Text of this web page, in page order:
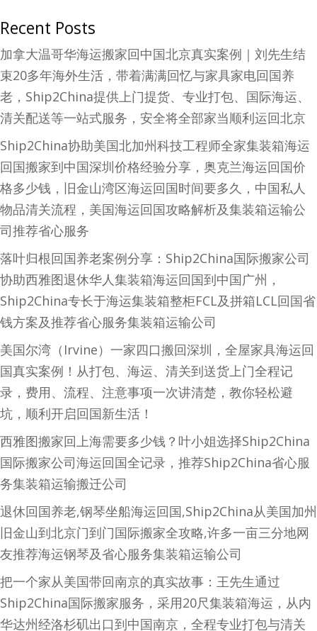
Recent Posts
加拿大温哥华海运搬家回中国北京真实案例｜刘先生结
束20多年海外生活，带着满满回忆与家具家电回国养
老，Ship2China提供上门提货、专业打包、国际海运、
清关配送等一站式服务，安全将全部家当顺利运回北京
Ship2China协助美国北加州科技工程师全家集装箱海运
回国搬家到中国深圳价格经验分享，奥克兰海运回国价
格多少钱，旧金山湾区海运回国时间要多久，中国私人
物品清关流程，美国海运回国攻略解析及集装箱运输公
司推荐省心服务
落叶归根回国养老案例分享：Ship2China国际搬家公司
协助西雅图退休华人集装箱海运回国到中国广州，
Ship2China专长于海运集装箱整柜FCL及拼箱LCL回国省
钱方案及推荐省心服务集装箱运输公司
美国尔湾（Irvine）一家四口搬回深圳，全屋家具海运回
国真实案例！从打包、海运、清关到送货上门全程记
录，费用、流程、注意事项一次讲清楚，教你轻松避
坑，顺利开启回国新生活！
西雅图搬家回上海需要多少钱？叶小姐选择Ship2China
国际搬家公司海运回国全记录，推荐Ship2China省心服
务集装箱运输搬迁公司
退休回国养老,钢琴坐船海运回国,Ship2China从美国加州
旧金山到北京门到门国际搬家全攻略,许多一亩三分地网
友推荐海运钢琴及省心服务集装箱运输公司
把一个家从美国带回南京的真实故事：王先生通过
Ship2China国际搬家服务，采用20尺集装箱海运，从内
华达州经洛杉矶出口到中国南京，全程专业打包与清关